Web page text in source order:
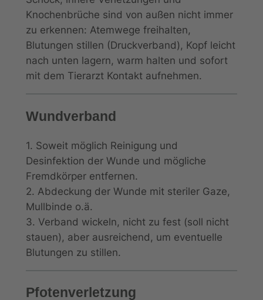
Knochenbrüche sind von außen nicht immer
zu erkennen: Atemwege freihalten,
Blutungen stillen (Druckverband), Kopf leicht
nach unten lagern, warm halten und sofort
mit dem Tierarzt Kontakt aufnehmen.
Wundverband
1. Soweit möglich Reinigung und
Desinfektion der Wunde und mögliche
Fremdkörper entfernen.
2. Abdeckung der Wunde mit steriler Gaze,
Mullbinde o.ä.
3. Verband wickeln, nicht zu fest (soll nicht
stauen), aber ausreichend, um eventuelle
Blutungen zu stillen.
Pfotenverletzung